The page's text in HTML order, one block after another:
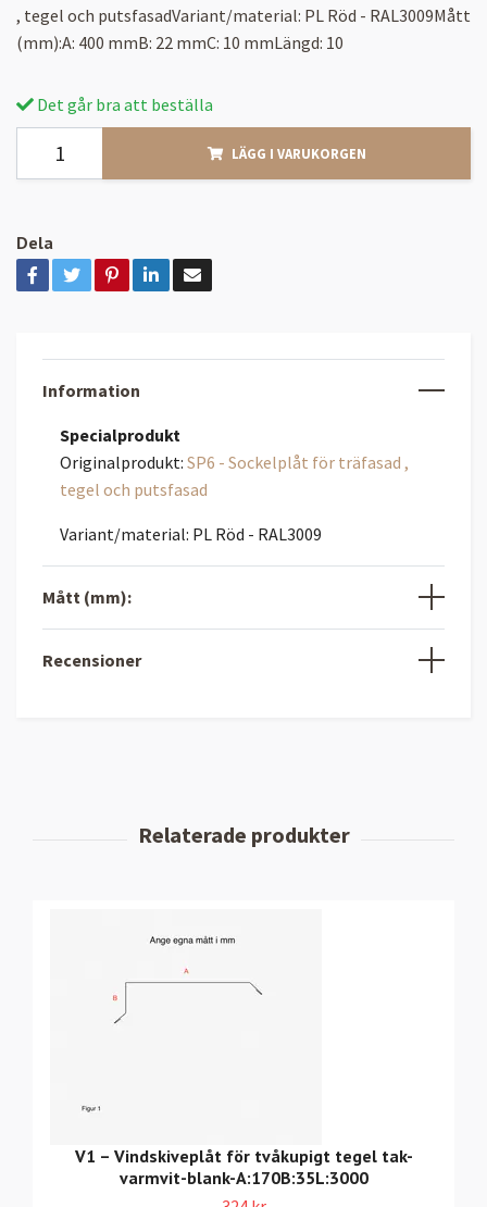
, tegel och putsfasadVariant/material: PL Röd - RAL3009Mått
(mm):A: 400 mmB: 22 mmC: 10 mmLängd: 10
Det går bra att beställa
LÄGG I VARUKORGEN
Dela
Information
Specialprodukt
Originalprodukt: SP6 - Sockelplåt för träfasad ,
tegel och putsfasad
Variant/material: PL Röd - RAL3009
Mått (mm):
Recensioner
V1 – Vindskiveplåt för tvåkupigt tegel tak-
varmvit-blank-A:170B:35L:3000